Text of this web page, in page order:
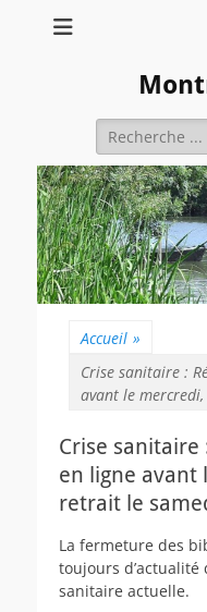
Rechercher :
Accueil »
Crise sanitaire :
avant le
Crise sanitaire
en ligne avant
retrait le
La fermeture des
toujours d’actualité
sanitaire actuelle.